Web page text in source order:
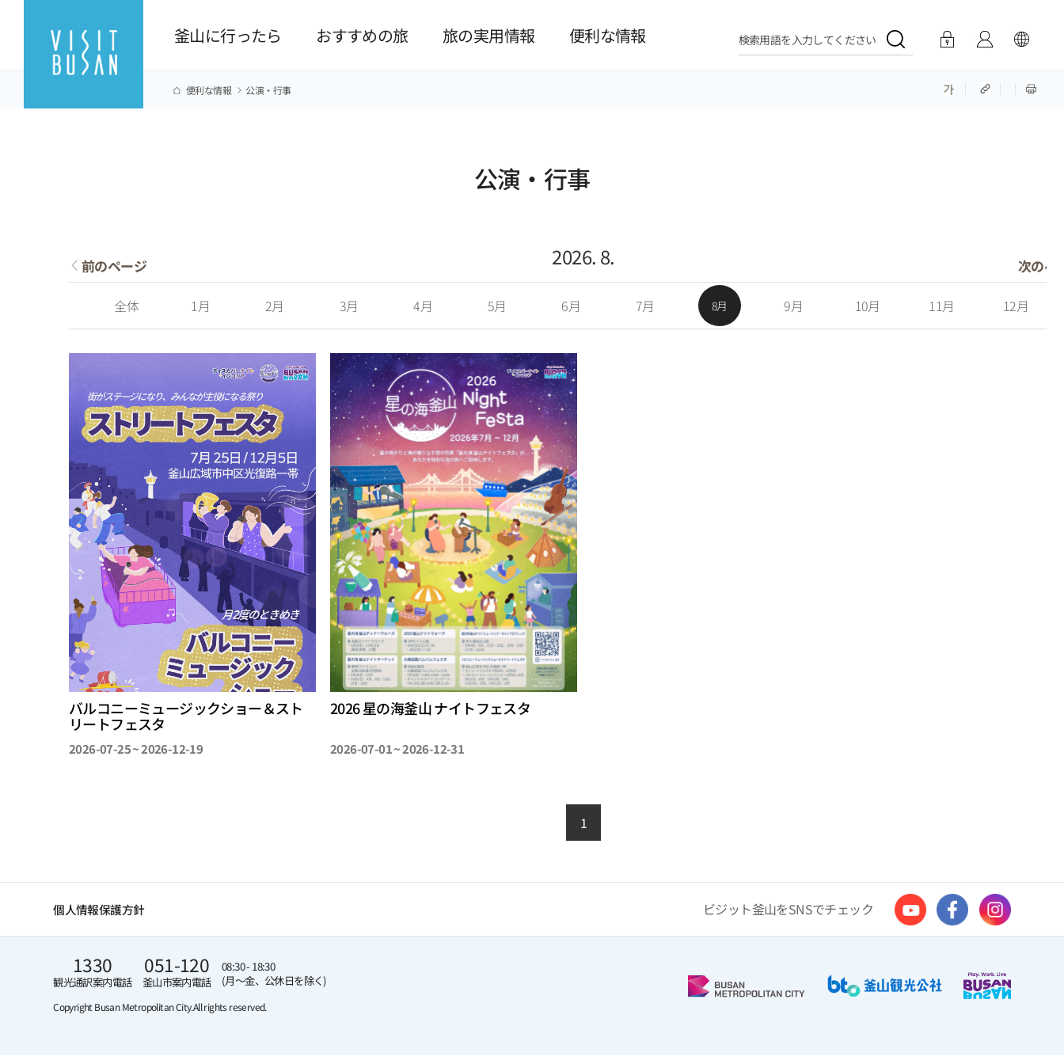
釜山に行ったら おすすめの旅 旅の実用情報 便利な情報 検索用語を入力してください
便利な情報 公演·行事
公演·行事
2026. 8.
前のページ 次のペ
全体 1月 2月 3月 4月 5月 6月 7月 8月 9月 10月 11月 12月
バルコニーミュージックショー＆スト
リートフェスタ
2026-07-25 ~ 2026-12-19
2026 星の海釜山 ナイトフェスタ
2026-07-01 ~ 2026-12-31
1
個人情報保護方針 ビジット釜山をSNSでチェック
1330
観光通訳案内電話
051-120
釜山市案内電話
08:30 - 18:30
(月～金、公休日を除く)
Copyright Busan Metropolitan City.All rights reserved.